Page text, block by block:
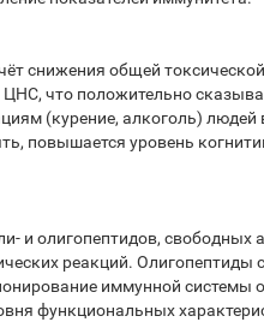
снижения общей
что положительно
(курение, алкоголь) людей
повышается уровень
и олигопептидов, свободных
реакций. Олигопептиды
иммунной системы
функциональных